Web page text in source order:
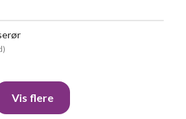
)
Vis flere